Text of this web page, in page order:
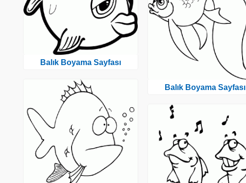
Balık Boyama Sayfası
Balık Boyama Sayfası